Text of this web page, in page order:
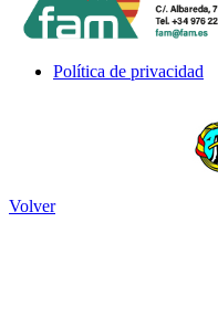
Política de privacidad
Volver